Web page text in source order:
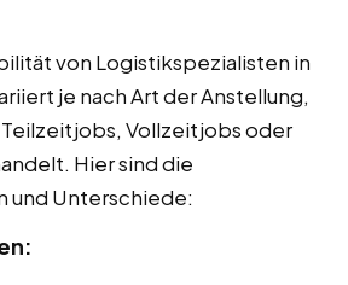
von Logistikspezialisten in
je nach Art der Anstellung,
Teilzeitjobs, Vollzeitjobs oder
Hier sind die
und Unterschiede: